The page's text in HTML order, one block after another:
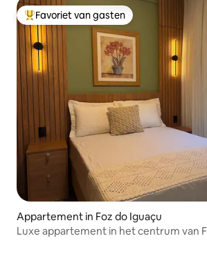
Topfavoriet van gasten
Favoriet van gasten
Appartement in Foz do Iguaçu
Luxe appartement in het centrum van